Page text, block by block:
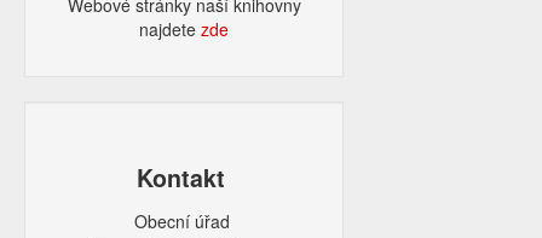
Webové stránky naší knihovny
najdetezde​
Kontakt
Obecní úřad